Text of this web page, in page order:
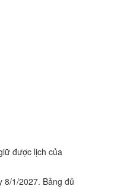
được lịch của
8/1/2027. Bảng đủ